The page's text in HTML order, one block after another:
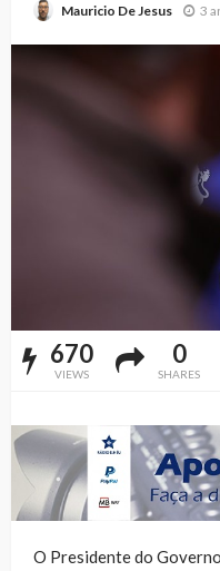
Mauricio De Jesus 3
670
VIEWS
0
SHARES
O Presidente do